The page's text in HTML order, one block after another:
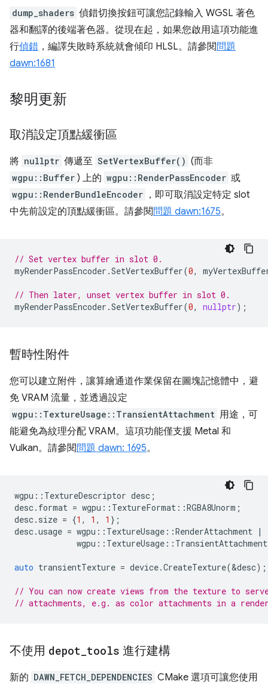
dump_shaders 偵錯切換按鈕可讓您記錄輸入 WGSL 著色
器和翻譯的後端著色器。從現在起，如果您啟用這項功能進
行偵錯 ，編譯失敗時系統就會傾印 HLSL。請參閱問題
dawn:1681
黎明更新
取消設定頂點緩衝區
將 nullptr 傳遞至 SetVertexBuffer() (而非
wgpu::Buffer ) 上的 wgpu::RenderPassEncoder 或
wgpu::RenderBundleEncoder ，即可取消設定特定 slot
中先前設定的頂點緩衝區。請參閱問題 dawn:1675。
// Set vertex buffer in slot 0.
myRenderPassEncoder .SetVertexBuffer(0,
// Then later, unset vertex buffer in slot 0.
myRenderPassEncoder .SetVertexBuffer(0, nullptr);
暫時性附件
您可以建立附件，讓算繪通道作業保留在圖塊記憶體中，避
免 VRAM 流量，並透過設定
wgpu::TextureUsage::TransientAttachment 用途，可
能避免為紋理分配 VRAM。這項功能僅支援 Metal 和
Vulkan。請參閱問題 dawn: 1695。
wgpu :: TextureDescriptor desc ;
desc. format = wgpu :: TextureFormat ::RGBA8Unorm ;
desc. size = {1 , 1 , 1 };
desc.usage = wgpu :: TextureUsage ::RenderAttachment
|
wgpu :: TextureUsage :: TransientAttachment
auto transientTexture = device.CreateTexture(&desc);
// You can now create views from the texture to
// attachments, e.g. as color attachments in a
不使用 depot tools 進行建構
新的 DAWN_FETCH_DEPENDENCIES CMake 選項可讓您使用